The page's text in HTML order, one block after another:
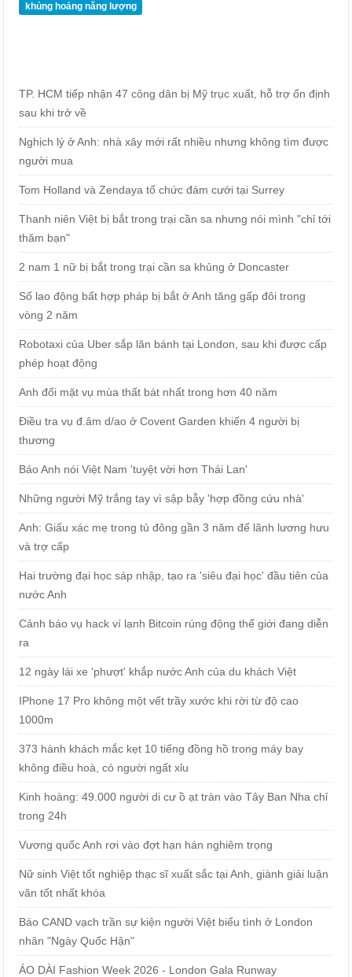
khủng hoảng năng lượng
TP. HCM tiếp nhận 47 công dân bị Mỹ trục xuất, hỗ trợ ổn định
sau khi trở về
Nghịch lý ở Anh: nhà xây mới rất nhiều nhưng không tìm được
người mua
Tom Holland và Zendaya tổ chức đám cưới tại Surrey
Thanh niên Việt bị bắt trong trại cần sa nhưng nói mình "chỉ tới
thăm bạn"
2 nam 1 nữ bị bắt trong trại cần sa khủng ở Doncaster
Số lao động bất hợp pháp bị bắt ở Anh tăng gấp đôi trong
vòng 2 năm
Robotaxi của Uber sắp lăn bánh tại London, sau khi được cấp
phép hoạt động
Anh đối mặt vụ mùa thất bát nhất trong hơn 40 năm
Điều tra vụ đ.âm d/ao ở Covent Garden khiến 4 người bị
thương
Báo Anh nói Việt Nam 'tuyệt vời hơn Thái Lan'
Những người Mỹ trắng tay vì sập bẫy 'hợp đồng cứu nhà'
Anh: Giấu xác mẹ trong tủ đông gần 3 năm để lãnh lương hưu
và trợ cấp
Hai trường đại học sáp nhập, tạo ra 'siêu đại học' đầu tiên của
nước Anh
Cảnh báo vụ hack ví lạnh Bitcoin rúng động thế giới đang diễn
ra
12 ngày lái xe 'phượt' khắp nước Anh của du khách Việt
IPhone 17 Pro không một vết trầy xước khi rời từ độ cao
1000m
373 hành khách mắc kẹt 10 tiếng đồng hồ trong máy bay
không điều hoà, có người ngất xỉu
Kinh hoàng: 49.000 người di cư ồ ạt tràn vào Tây Ban Nha chỉ
trong 24h
Vương quốc Anh rơi vào đợt hạn hán nghiêm trọng
Nữ sinh Việt tốt nghiệp thạc sĩ xuất sắc tại Anh, giành giải luận
văn tốt nhất khóa
Báo CAND vạch trần sự kiện người Việt biểu tình ở London
nhân "Ngày Quốc Hận"
ÁO DÀI Fashion Week 2026 - London Gala Runway